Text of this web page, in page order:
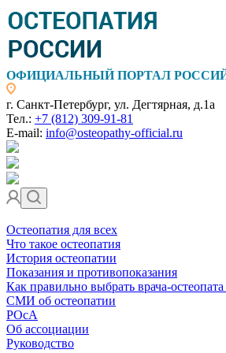
ОФИЦИАЛЬНЫЙ ПОРТАЛ
г. Санкт-Петербург, ул. Дегтярная, д.1а
Тел.: +7 (812) 309-91-81
E-mail: info@osteopathy-official.ru
Остеопатия для всех
Что такое остеопатия
История остеопатии
Показания и противопоказания
Как правильно выбрать врача-
СМИ об остеопатии
РОсА
Об ассоциации
Руководство